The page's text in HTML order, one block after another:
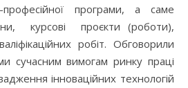
професійної програми, а саме
курсові проєкти (роботи),
робіт. Обговорили
сучасним вимогам ринку праці
інноваційних технологій